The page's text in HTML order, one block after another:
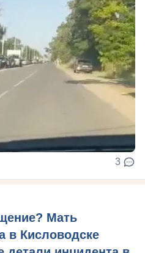
3
Мать
в Кисловодске